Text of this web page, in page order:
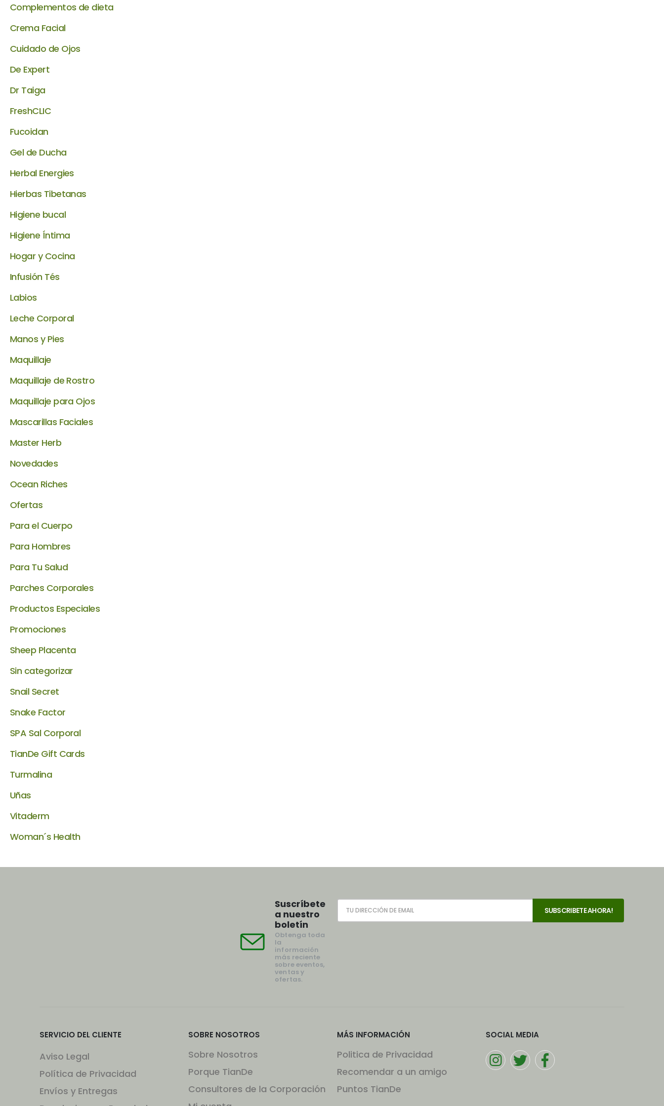
Complementos de dieta
Crema Facial
Cuidado de Ojos
De Expert
Dr Taiga
FreshCLIC
Fucoidan
Gel de Ducha
Herbal Energies
Hierbas Tibetanas
Higiene bucal
Higiene Íntima
Hogar y Cocina
Infusión Tés
Labios
Leche Corporal
Manos y Pies
Maquillaje
Maquillaje de Rostro
Maquillaje para Ojos
Mascarillas Faciales
Master Herb
Novedades
Ocean Riches
Ofertas
Para el Cuerpo
Para Hombres
Para Tu Salud
Parches Corporales
Productos Especiales
Promociones
Sheep Placenta
Sin categorizar
Snail Secret
Snake Factor
SPA Sal Corporal
TianDe Gift Cards
Turmalina
Uñas
Vitaderm
Woman´s Health
Suscríbete
a nuestro
boletín
Obtenga toda
la
información
más reciente
sobre eventos,
ventas y
ofertas.
SERVICIO DEL CLIENTE
Aviso Legal
Política de Privacidad
Envíos y Entregas
SOBRE NOSOTROS
Sobre Nosotros
Porque TianDe
Consultores de la Corporación
MÁS INFORMACIÓN
Politica de Privacidad
Recomendar a un amigo
Puntos TianDe
SOCIAL MEDIA